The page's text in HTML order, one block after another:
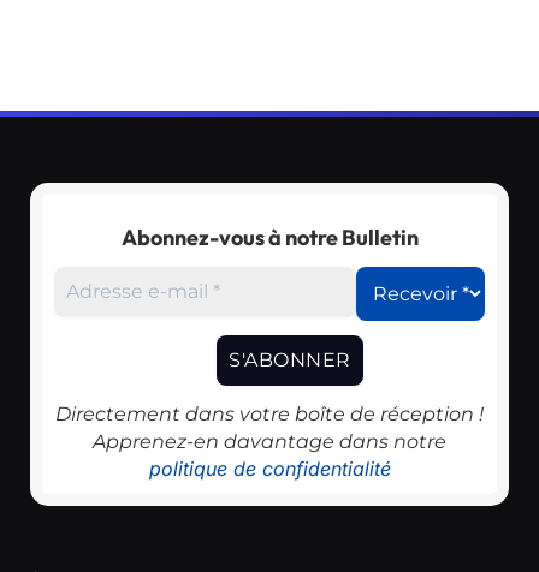
Abonnez-vous à notre Bulletin
Directement dans votre boîte de réception !
Apprenez-en davantage dans notre
politique de confidentialité